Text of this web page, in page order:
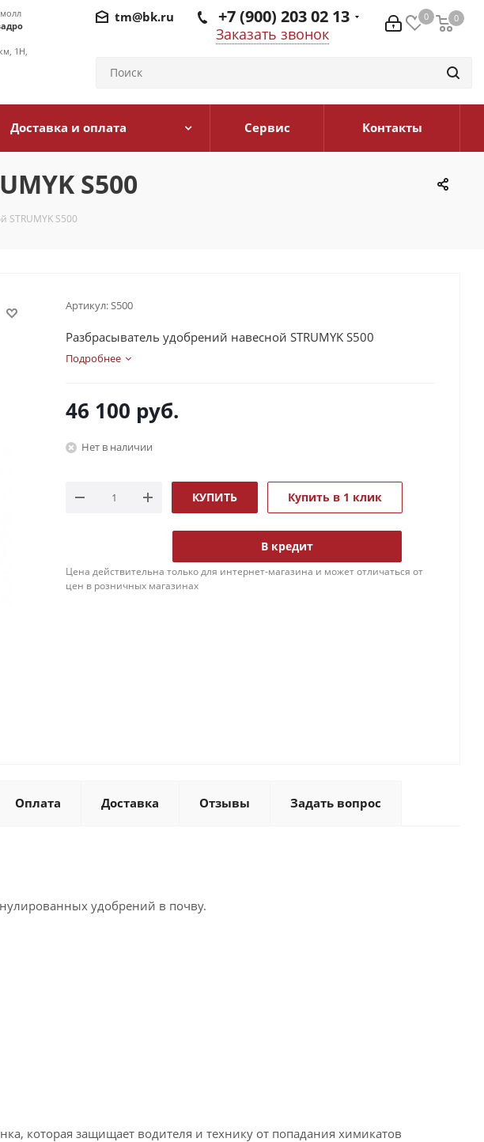
0 0
0
+7 (900) 203 02 13
Заказать звонок
tm@bk.ru
1Н,
Доставка и оплата Сервис Контакты
S500
STRUMYK S500
Артикул:S500
Разбрасыватель удобрений навесной STRUMYK S500
Подробнее
46 100 руб.
Нет в наличии
КУПИТЬ Купить в 1 клик
В кредит
Цена действительна только для интернет-магазина и может отличаться от
цен в розничных магазинах
Оплата Доставка Отзывы Задать вопрос
удобрений в почву.
которая защищает водителя и технику от попадания химикатов